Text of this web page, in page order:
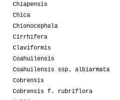
Chiapensis
Chica
Chionocephala
Cirrhifera
Claviformis
Coahuilensis
Coahuilensis ssp. albiarmata
Cobrensis
Cobrensis f. rubriflora